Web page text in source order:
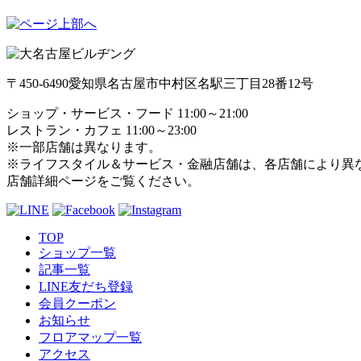
〒450-6490愛知県名古屋市中村区名駅三丁目28番12号
ショップ・サービス・フード 11:00～21:00
レストラン・カフェ 11:00～23:00
※一部店舗は異なります。
※ライフスタイル＆サービス・金融店舗は、各店舗により異
店舗詳細ページをご覧ください。
TOP
ショップ一覧
記事一覧
LINE友だち登録
会員クーポン
お知らせ
フロアマップ一覧
アクセス